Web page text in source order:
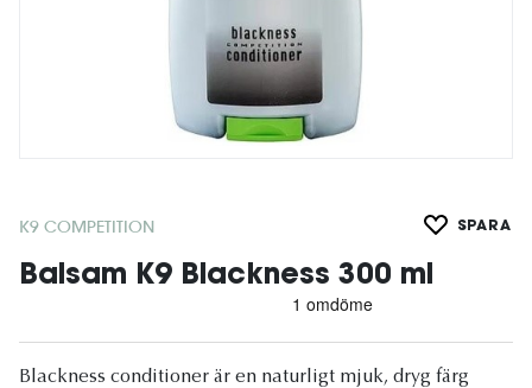
K9 COMPETITION SPARA
Balsam K9 Blackness 300 ml
Blackness conditioner är en naturligt mjuk, dryg färg